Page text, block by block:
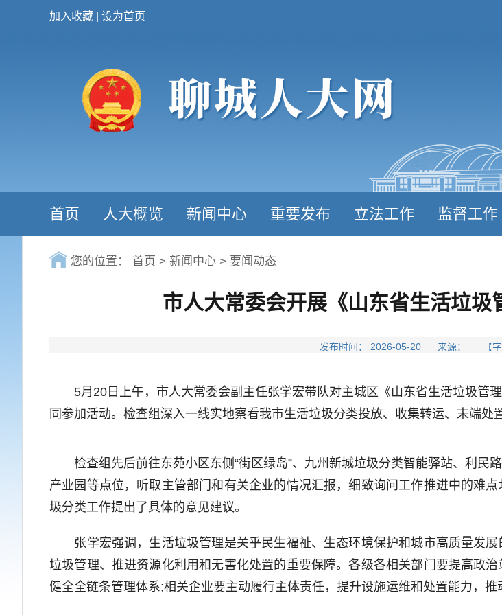
加入收藏 设为首页
首页 人大概览 新闻中心 重要发布 立法工作 监督工作
您的位置： 首页 > 新闻中心 > 要闻动态
市人大常委会开展《山东省生活垃
发布时间： 2026-05-20 来源： 【字
5月20日上午，市人大常委会副主任张学宏带队对主城区《山东省生活垃圾管
同参加活动。检查组深入一线实地察看我市生活垃圾分类投放、收集转运、末端
检查组先后前往东苑小区东侧“街区绿岛”、九州新城垃圾分类智能驿站、利民
产业园等点位，听取主管部门和有关企业的情况汇报，细致询问工作推进中的难
圾分类工作提出了具体的意见建议。
张学宏强调，生活垃圾管理是关乎民生福祉、生态环境保护和城市高质量发展
垃圾管理、推进资源化利用和无害化处置的重要保障。各级各相关部门要提高政
健全全链条管理体系;相关企业要主动履行主体责任，提升设施运维和处置能力，